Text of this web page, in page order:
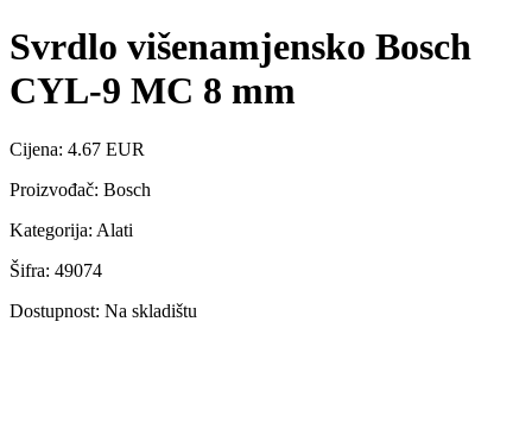
Svrdlo višenamjensko Bosch
CYL-9 MC 8 mm
Cijena: 4.67 EUR
Proizvođač: Bosch
Kategorija: Alati
Šifra: 49074
Dostupnost: Na skladištu